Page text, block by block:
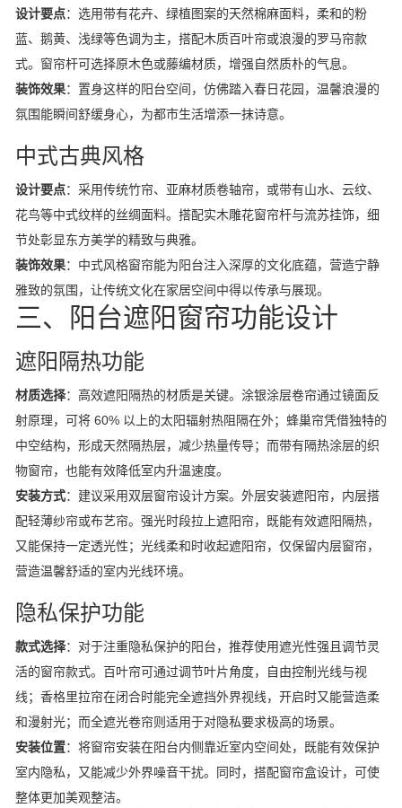
设计要点：选用带有花卉、绿植图案的天然棉麻面料，柔和的粉
蓝、鹅黄、浅绿等色调为主，搭配木质百叶帘或浪漫的罗马帘款
式。窗帘杆可选择原木色或藤编材质，增强自然质朴的气息。
装饰效果：置身这样的阳台空间，仿佛踏入春日花园，温馨浪漫的
氛围能瞬间舒缓身心，为都市生活增添一抹诗意。
中式古典风格
设计要点：采用传统竹帘、亚麻材质卷轴帘，或带有山水、云纹、
花鸟等中式纹样的丝绸面料。搭配实木雕花窗帘杆与流苏挂饰，细
节处彰显东方美学的精致与典雅。
装饰效果：中式风格窗帘能为阳台注入深厚的文化底蕴，营造宁静
雅致的氛围，让传统文化在家居空间中得以传承与展现。
三、阳台遮阳窗帘功能设计
遮阳隔热功能
材质选择：高效遮阳隔热的材质是关键。涂银涂层卷帘通过镜面反
射原理，可将 60% 以上的太阳辐射热阻隔在外；蜂巢帘凭借独特的
中空结构，形成天然隔热层，减少热量传导；而带有隔热涂层的织
物窗帘，也能有效降低室内升温速度。
安装方式：建议采用双层窗帘设计方案。外层安装遮阳帘，内层搭
配轻薄纱帘或布艺帘。强光时段拉上遮阳帘，既能有效遮阳隔热，
又能保持一定透光性；光线柔和时收起遮阳帘，仅保留内层窗帘，
营造温馨舒适的室内光线环境。
隐私保护功能
款式选择：对于注重隐私保护的阳台，推荐使用遮光性强且调节灵
活的窗帘款式。百叶帘可通过调节叶片角度，自由控制光线与视
线；香格里拉帘在闭合时能完全遮挡外界视线，开启时又能营造柔
和漫射光；而全遮光卷帘则适用于对隐私要求极高的场景。
安装位置：将窗帘安装在阳台内侧靠近室内空间处，既能有效保护
室内隐私，又能减少外界噪音干扰。同时，搭配窗帘盒设计，可使
整体更加美观整洁。